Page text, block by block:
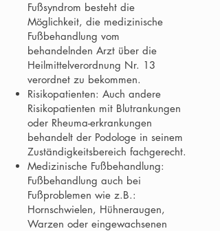
Fußsyndrom besteht die
Möglichkeit, die medizinische
Fußbehandlung vom
behandelnden Arzt über die
Heilmittelverordnung Nr. 13
verordnet zu bekommen.
Risikopatienten: Auch andere
Risikopatienten mit Blutrankungen
oder Rheuma-erkrankungen
behandelt der Podologe in seinem
Zuständigkeitsbereich fachgerecht.
Medizinische Fußbehandlung:
Fußbehandlung auch bei
Fußproblemen wie z.B.:
Hornschwielen, Hühneraugen,
Warzen oder eingewachsenen